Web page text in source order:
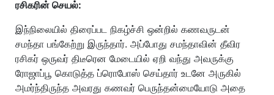
ரசிகரின் செயல்:
இந்நிலையில் திரைப்பட நிகழ்ச்சி ஒன்றில் கணவருடன்
சமந்தா பங்கேற்று இருந்தார். அப்போது சமந்தாவின் தீவிர
ரசிகர் ஒருவர் திடீரென மேடையில் ஏறி வந்து அவருக்கு
ரோஜாப்பூ கொடுத்த ப்ரொபோஸ் செய்தார் உடனே அருகில்
அமர்ந்திருந்த அவரது கணவர் பெருந்தன்மையோடு அதை